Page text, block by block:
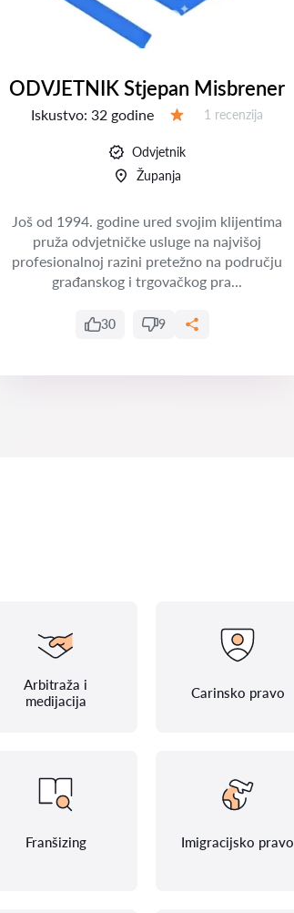
ODVJETNIK Stjepan Misbrener
Iskustvo: 32 godine Recenzija:
1 recenzija
Odvjetnik
Županja
Još od 1994. godine ured svojim klijentima
pruža odvjetničke usluge na najvišoj
profesionalnoj razini pretežno na području
građanskog i trgovačkog pra...
30 9
Arbitraža i
medijacija
Carinsko pravo
Franšizing Imigracijsko pravo